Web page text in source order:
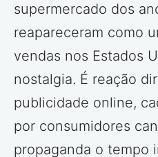
supermercado dos
reapareceram como
vendas nos Estados
nostalgia. É reação
publicidade online,
por consumidores
propaganda o tempo